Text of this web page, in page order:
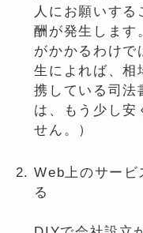
人にお願いする
酬が発生します
がかかるわけで
生によれば、相
携している司法
は、もう少し安
せん。）
Web上のサービ
る